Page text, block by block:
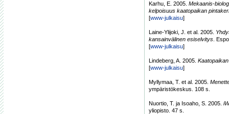
Karhu, E. 2005. Mekaanis-
kelpoisuus kaatopaikan
[www-julkaisu]
Laine-Ylijoki, J. et al. 2005.
kansainvälinen esiselvitys .
[www-julkaisu]
Lindeberg, A. 2005.
[www-julkaisu]
Myllymaa, T. et al. 2005.
ympäristökeskus. 108 s.
Nuortio, T. ja Isoaho, S. 2005.
yliopisto. 47 s.